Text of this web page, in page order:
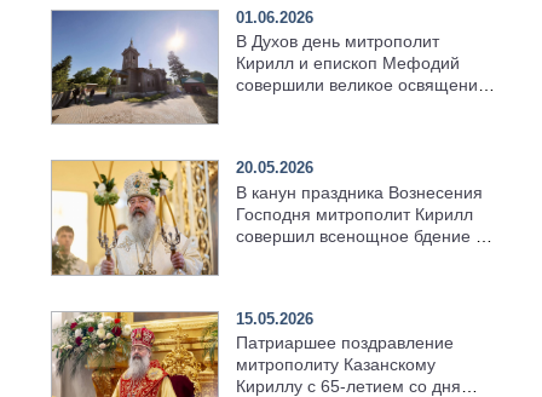
01.06.2026
В Духов день митрополит
Кирилл и епископ Мефодий
совершили великое освящение
20.05.2026
В канун праздника Вознесения
Господня митрополит Кирилл
совершил всенощное бдение в
15.05.2026
Патриаршее поздравление
митрополиту Казанскому
Кириллу с 65-летием со дня